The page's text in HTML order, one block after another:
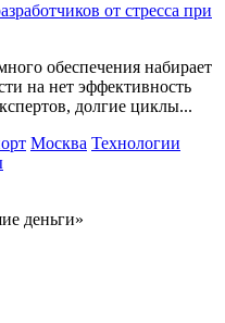
от стресса при
обеспечения набирает
на нет эффективность
долгие циклы...
Москва Технологии
деньги»